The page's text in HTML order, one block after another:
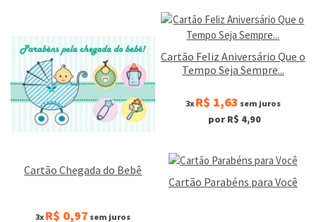
Cartão Chegada do Bebê
3x R$ 0,97 sem juros
Cartão Feliz Aniversário Que o
Tempo Seja Sempre...
3x R$ 1,63 sem juros
por R$ 4,90
Cartão Parabéns para Você